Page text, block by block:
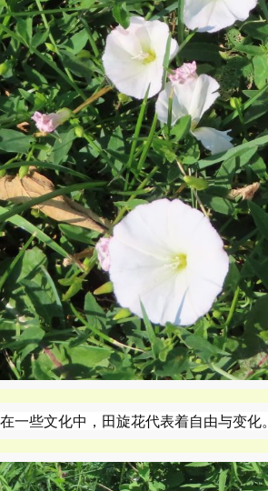
在一些文化中，田旋花代表着自由与变化。